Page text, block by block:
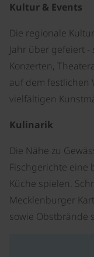
Kultur & Events
Die regionale
Jahr über gefeiert
Konzerten,
auf dem festlichen
vielfältigen
Kulinarik
Die Nähe zu
Fischgerichte eine
Küche spielen.
Mecklenburger
sowie Obstbrände